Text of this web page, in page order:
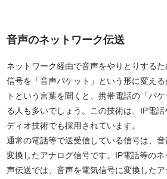
音声のネットワーク伝送
ネットワーク経由で音声をやりとりする
信号を「音声パケット」という形に変え
トという言葉を聞くと、携帯電話の「パ
る人も多いでしょう。この技術は、IP電
ディオ技術でも採用されています。
通常の電話等で送受信している信号は、
変換したアナログ信号です。IP電話等の
声伝送では、音声を電気信号に変換した